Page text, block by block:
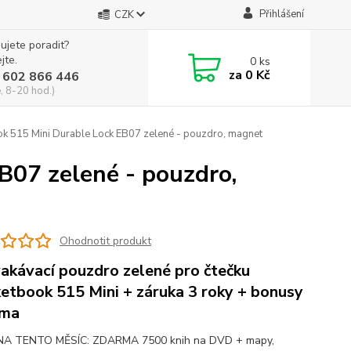
CZK Přihlášení
poradit?
866 446
8-20 hod.)
0ks
za 0 Kč
515 Mini Durable Lock EB07 zelené - pouzdro, magnet
zelené - pouzdro,
Ohodnotit produkt
pouzdro zelené pro čtečku
515 Mini + záruka 3 roky + bonusy
TENTO MĚSÍC: ZDARMA 7500 knih na DVD + mapy,